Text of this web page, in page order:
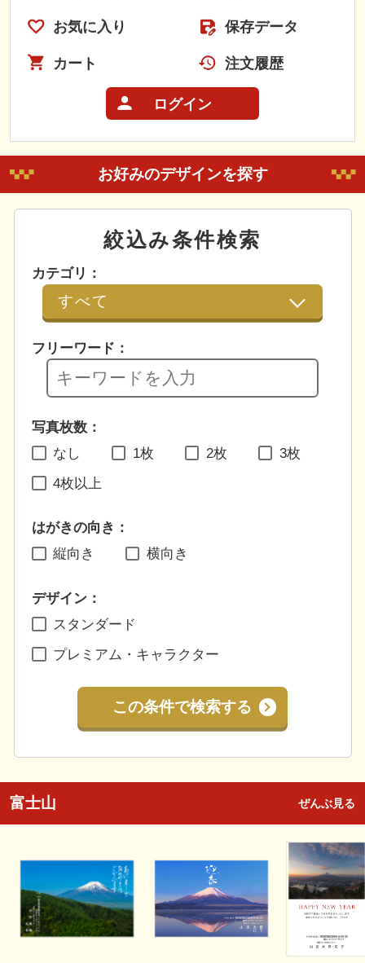
お気に入り 保存データ
カート 注文履歴
ログイン
お好みのデザインを探す
絞込み条件検索
カテゴリ：
フリーワード：
写真枚数：
なし
1枚 2枚 3枚
4枚以上
はがきの向き：
縦向き
横向き
デザイン：
スタンダード
プレミアム・キャラクター
この条件で検索する
富士山 ぜんぶ見る